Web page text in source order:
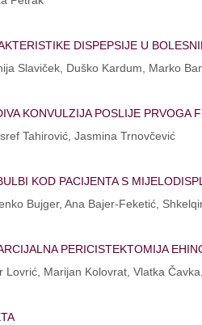
DISPEPSIJE U
Slaviček, Duško Kardum, Marko
KONVULZIJA POSLIJE PRVOGA
Tahirović, Jasmina Trnovčević
KOD PACIJENTA S
Bujger, Ana Bajer-Feketić,
PERICISTEKTOMIJA
Lovrić, Marijan Kolovrat, Vlatka